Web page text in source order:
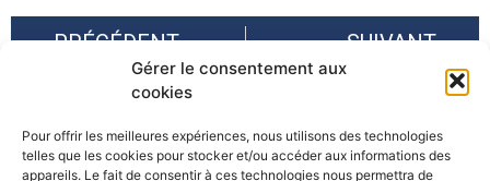
Gérer le consentement aux
cookies
Pour offrir les meilleures expériences, nous utilisons des technologies
telles que les cookies pour stocker et/ou accéder aux informations des
appareils. Le fait de consentir à ces technologies nous permettra de
PRÉCÉDENT
Colloque "Au delà du risque : la résilience ?"
SUIVANT